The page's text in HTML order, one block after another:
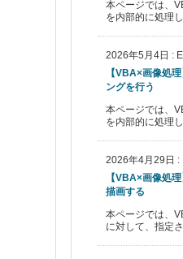
本ページでは、
を内部的に処理し
2026年5月4日 :
【VBA×画像処
ングを行う
本ページでは、
を内部的に処理し
2026年4月29日 :
【VBA×画像処
描画する
本ページでは、
に対して、指定さ